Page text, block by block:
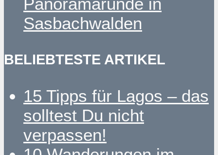
Sasbachwalden
BELIEBTESTE ARTIKEL
15 Tipps für Lagos – das
solltest Du nicht
verpassen!